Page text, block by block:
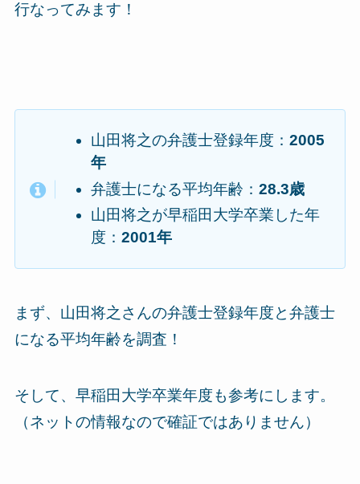
行なってみます！
山田将之の弁護士登録年度： 2005
年
弁護士になる平均年齢： 28.3歳
山田将之が早稲田大学卒業した年
度： 2001年
まず、山田将之さんの弁護士登録年度と弁護士
になる平均年齢を調査！
そして、早稲田大学卒業年度も参考にします。
（ネットの情報なので確証ではありません）